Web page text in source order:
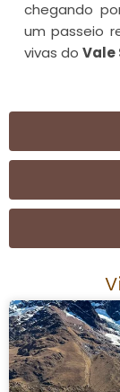
chegando
um passeio
vivas do Vale